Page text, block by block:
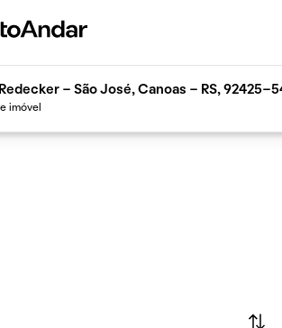
- São José, Canoas - RS, 92425-
imóvel